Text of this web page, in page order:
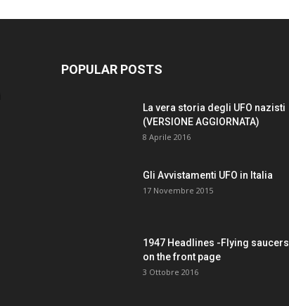
POPULAR POSTS
La vera storia degli UFO nazisti
(VERSIONE AGGIORNATA)
8 Aprile 2016
Gli Avvistamenti UFO in Italia
17 Novembre 2015
1947 Headlines -Flying saucers
on the front page
3 Ottobre 2016